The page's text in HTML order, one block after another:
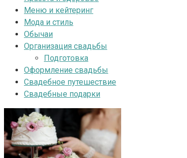
Меню и кейтеринг
Мода и стиль
Обычаи
Организация свадьбы
Подготовка
Оформление свадьбы
Свадебное путешествие
Свадебные подарки